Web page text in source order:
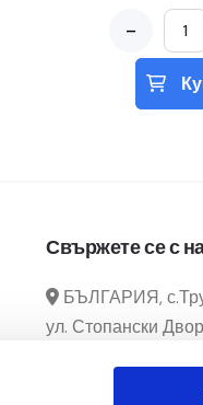
-
Свържете се с
БЪЛГАРИЯ,
ул. Стопански